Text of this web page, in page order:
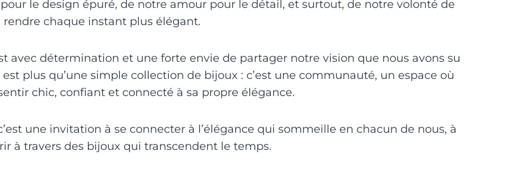
le design épuré, de notre amour pour le détail, et surtout, de notre volonté de
rendre chaque instant plus élégant.
avec détermination et une forte envie de partager notre vision que nous avons su
plus qu’une simple collection de bijoux : c’est une communauté, un espace où
chic, confiant et connecté à sa propre élégance.
une invitation à se connecter à l’élégance qui sommeille en chacun de nous, à
à travers des bijoux qui transcendent le temps.